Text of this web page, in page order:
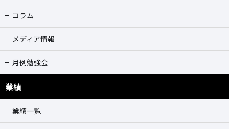
コラム
メディア情報
月例勉強会
業績
業績一覧